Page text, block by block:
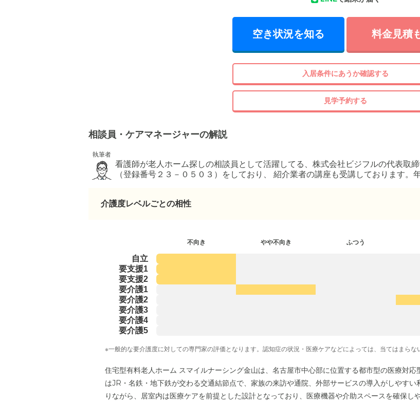
空き状況を知る 料金見積
入居条件にあうか確認する
見学予約する
相談員・ケアマネージャーの解説
執筆者
看護師が老人ホーム探しの相談員として活躍してる、株式会社ビジフルの代表取
（登録番号２３－０５０３）をしており、 紹介業者の講座も受講しております。
介護度レベルごとの相性
不向き やや不向き ふつう
自立
要支援1
要支援2
要介護1
要介護2
要介護3
要介護4
要介護5
※一般的な要介護度に対しての専門家の評価となります。認知症の状況・医療ケアなどによっては、当てはまらな
住宅型有料老人ホーム スマイルナーシング金山は、名古屋市中心部に位置する都市型の医療対
はJR・名鉄・地下鉄が交わる交通結節点で、家族の来訪や通院、外部サービスの導入がしやす
りながら、居室内は医療ケアを前提とした設計となっており、医療機器や介助スペースを確保し